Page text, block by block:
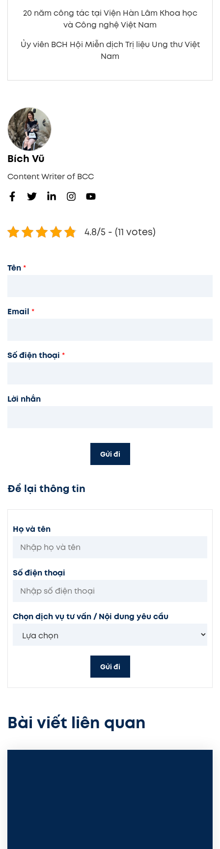
20 năm công tác tại Viện Hàn Lâm Khoa học
và Công nghệ Việt Nam
Ủy viên BCH Hội Miễn dịch Trị liệu Ung thư Việt
Nam
Bích Vũ
Content Writer of BCC
4.8/5 - (11 votes)
Tên*
Email *
Số điện thoại *
Lời nhắn
Gửi đi
Để lại thông tin
Họ và tên
Số điện thoại
Chọn dịch vụ tư vấn / Nội dung yêu cầu
Gửi đi
Bài viết liên quan